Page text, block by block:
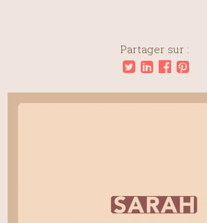
Partager sur :